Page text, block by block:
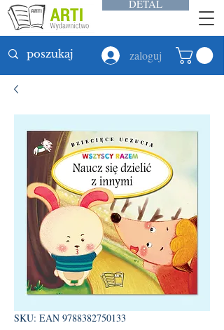
DETAL
zaloguj
SKU: EAN 9788382750133